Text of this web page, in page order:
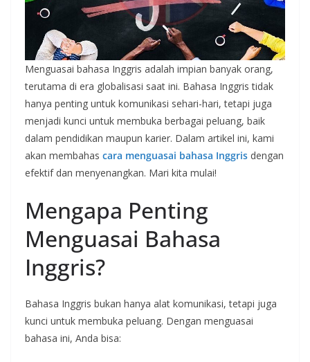
Menguasai bahasa Inggris adalah impian banyak orang,
terutama di era globalisasi saat ini. Bahasa Inggris tidak
hanya penting untuk komunikasi sehari-hari, tetapi juga
menjadi kunci untuk membuka berbagai peluang, baik
dalam pendidikan maupun karier. Dalam artikel ini, kami
akan membahas cara menguasai bahasa Inggris dengan
efektif dan menyenangkan. Mari kita mulai!
Mengapa Penting
Menguasai Bahasa
Inggris?
Bahasa Inggris bukan hanya alat komunikasi, tetapi juga
kunci untuk membuka peluang. Dengan menguasai
bahasa ini, Anda bisa: